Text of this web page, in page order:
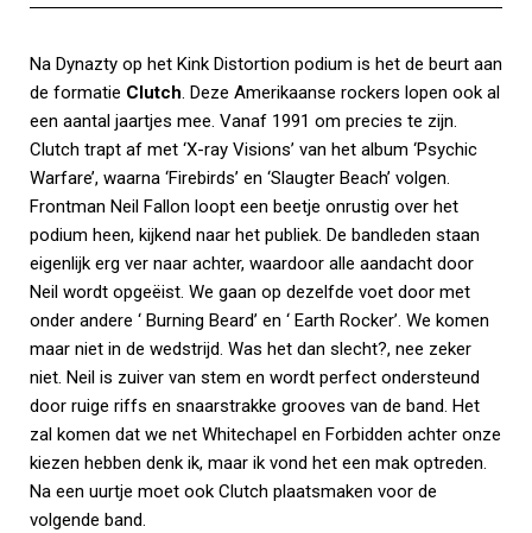
Na Dynazty op het Kink Distortion podium is het de beurt aan
de formatie Clutch. Deze Amerikaanse rockers lopen ook al
een aantal jaartjes mee. Vanaf 1991 om precies te zijn.
Clutch trapt af met ‘X-ray Visions’ van het album ‘Psychic
Warfare’, waarna ‘Firebirds’ en ‘Slaugter Beach’ volgen.
Frontman Neil Fallon loopt een beetje onrustig over het
podium heen, kijkend naar het publiek. De bandleden staan
eigenlijk erg ver naar achter, waardoor alle aandacht door
Neil wordt opgeëist. We gaan op dezelfde voet door met
onder andere ‘ Burning Beard’ en ‘ Earth Rocker’. We komen
maar niet in de wedstrijd. Was het dan slecht?, nee zeker
niet. Neil is zuiver van stem en wordt perfect ondersteund
door ruige riffs en snaarstrakke grooves van de band. Het
zal komen dat we net Whitechapel en Forbidden achter onze
kiezen hebben denk ik, maar ik vond het een mak optreden.
Na een uurtje moet ook Clutch plaatsmaken voor de
volgende band.